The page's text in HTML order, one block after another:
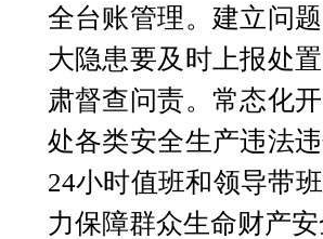
全台账管理。建立问
大隐患要及时上报处
肃督查问责。常态化
处各类安全生产违法
24小时值班和领导带
力保障群众生命财产